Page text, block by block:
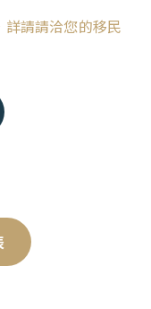
請請洽您的移民
聯繫